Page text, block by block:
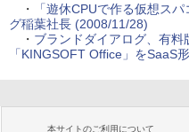
・
「遊休CPUで作る仮想ス
グ稲葉社長 (2008/11/28)
・ ブランドダイアログ、有料
「KINGSOFT Office」をSaaS
本サイトのご利用について